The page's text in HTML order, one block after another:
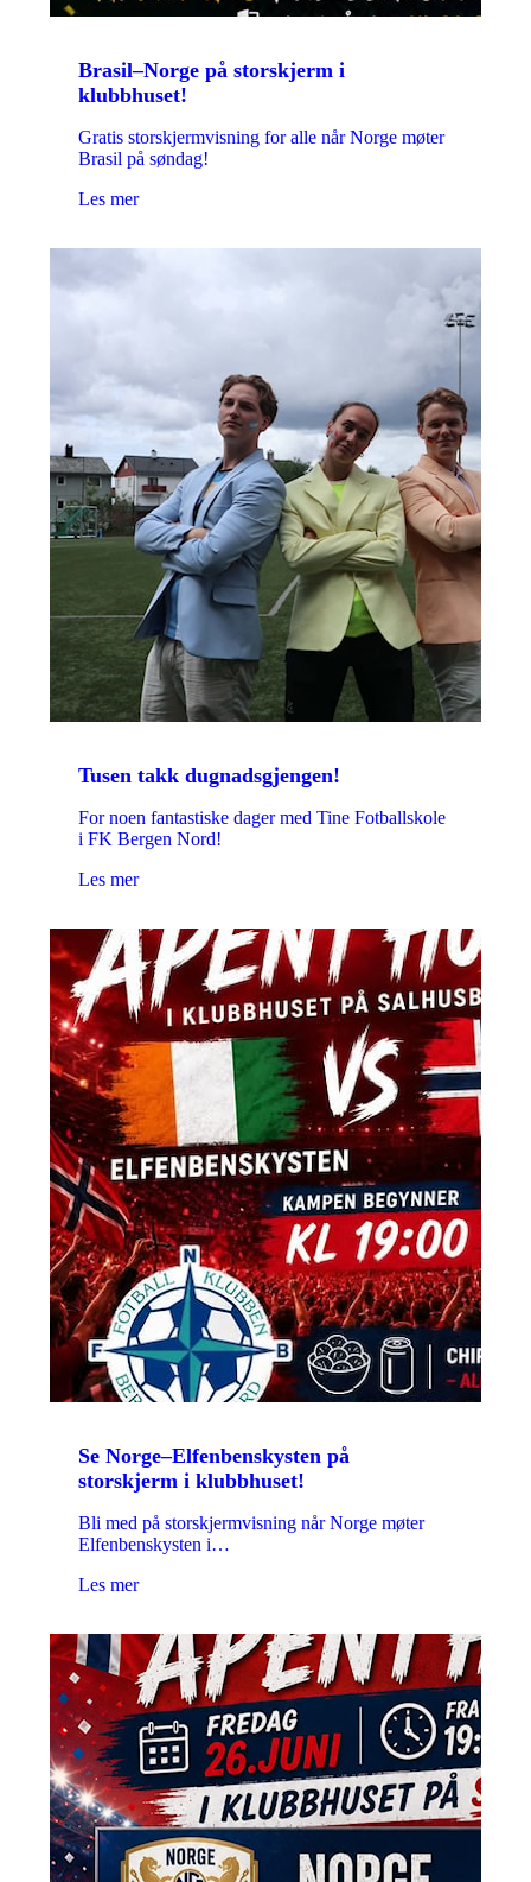
Brasil–Norge på storskjerm i
klubbhuset!
Gratis storskjermvisning for alle når Norge møter
Brasil på søndag!
Les mer
Tusen takk dugnadsgjengen!
For noen fantastiske dager med Tine Fotballskole
i FK Bergen Nord!
Les mer
Se Norge–Elfenbenskysten på
storskjerm i klubbhuset!
Bli med på storskjermvisning når Norge møter
Elfenbenskysten i…
Les mer